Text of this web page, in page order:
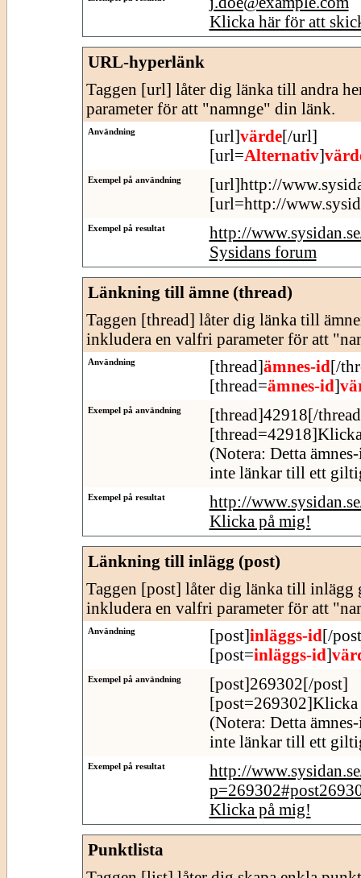
Klicka här för att
URL-hyperlänk
Taggen [url] låter dig länka till andra
parameter för att "namnge" din länk.
Användning [url]värde[/url]
[url=Alternativ]
Exempel på användning
[url]http://
[url=http://
Exempel på resultat
http://
Sysidans forum
Länkning till ämne (thread)
Taggen [thread] låter dig länka till
inkludera en valfri parameter för att
Användning [thread]ämnes-id[/
[thread=ämnes-id]
Exempel på användning
[thread]42918[/
(Notera: Detta
inte länkar till ett
Exempel på resultat
http://
Klicka på mig!
Länkning till inlägg (post)
Taggen [post] låter dig länka till inlägg
inkludera en valfri parameter för att
Användning [post]inläggs-id[/
[post=inläggs-id]
Exempel på användning
[post]269302[/post]
(Notera: Detta
inte länkar till ett
Exempel på resultat
http://
Klicka på mig!
Punktlista